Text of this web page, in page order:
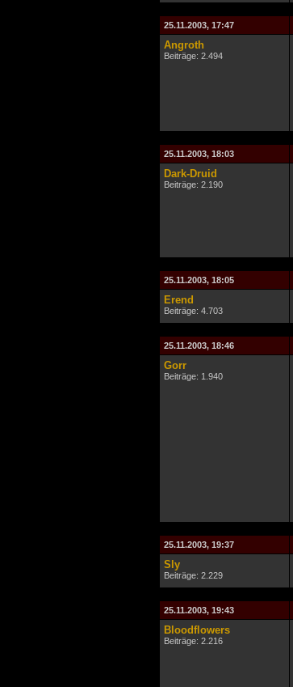
25.11.2003, 17:47
Angroth
Beiträge: 2.494
25.11.2003, 18:03
Dark-Druid
Beiträge: 2.190
25.11.2003, 18:05
Erend
Beiträge: 4.703
25.11.2003, 18:46
Gorr
Beiträge: 1.940
25.11.2003, 19:37
Sly
Beiträge: 2.229
25.11.2003, 19:43
Bloodflowers
Beiträge: 2.216